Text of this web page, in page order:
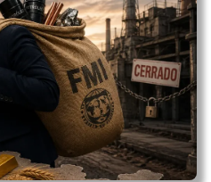
el impacto de la
bancario a las